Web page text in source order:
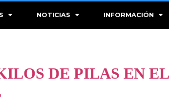
NOTICIAS INFORMACIÓN
DE PILAS EN EL